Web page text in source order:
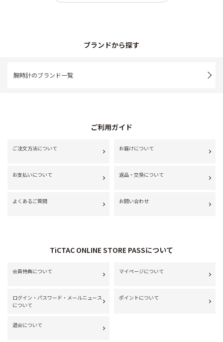
ブランドから探す
腕時計のブランド一覧
ご利用ガイド
ご注文方法について お届けについて
お支払いについて 返品・交換について
よくあるご質問 お問い合わせ
TiCTAC ONLINE STORE PASSについて
会員特典について マイページについて
ログイン・パスワード・メールニュース
について
ポイントについて
退会について